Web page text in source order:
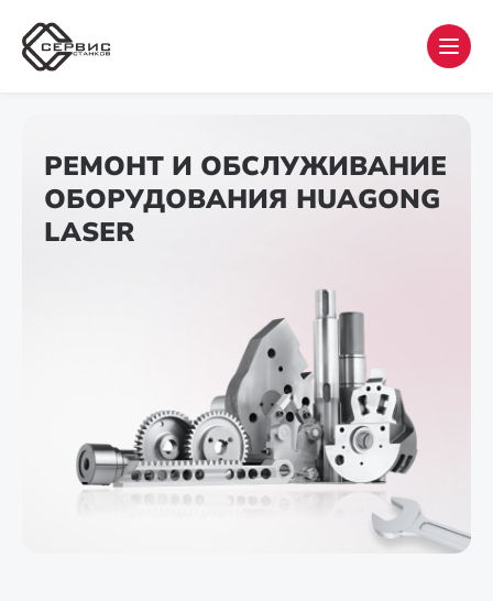
РЕМОНТ И ОБСЛУЖИВАНИЕ
ОБОРУДОВАНИЯ HUAGONG
LASER